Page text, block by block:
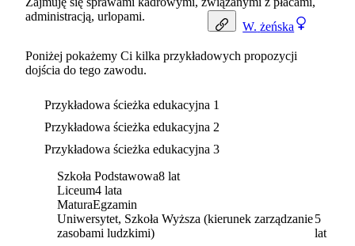
W. żeńska
administracją, urlopami.
Poniżej pokażemy Ci kilka przykładowych propozycji
dojścia do tego zawodu.
Przykładowa ścieżka edukacyjna 1
Przykładowa ścieżka edukacyjna 2
Przykładowa ścieżka edukacyjna 3
Szkoła Podstawowa8 lat
Liceum4 lata
MaturaEgzamin
Uniwersytet, Szkoła Wyższa (kierunek zarządzanie
zasobami ludzkimi)
5
lat